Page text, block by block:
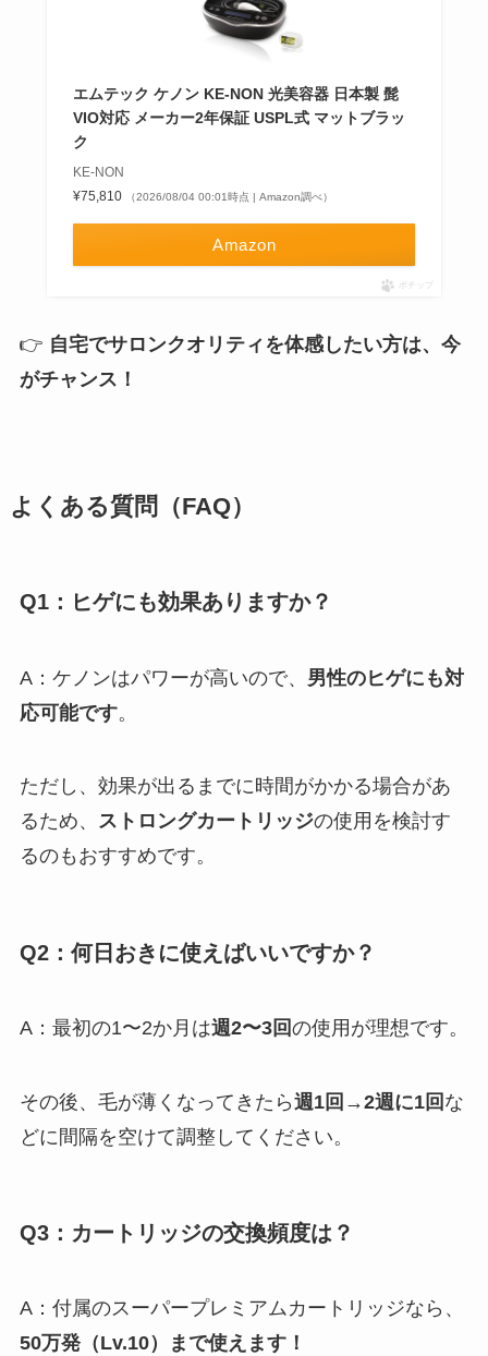
エムテック ケノン KE-NON 光美容器 日本製 髭
VIO対応 メーカー2年保証 USPL式 マットブラッ
ク
KE-NON
¥75,810
（2026/08/04 00:01時点 | Amazon調べ）
Amazon
ポチップ
👉 自宅でサロンクオリティを体感したい方は、今
がチャンス！
よくある質問（FAQ）
Q1：ヒゲにも効果ありますか？
A：ケノンはパワーが高いので、 男性のヒゲにも対
応可能です。
ただし、効果が出るまでに時間がかかる場合があ
るため、 ストロングカートリッジの使用を検討す
るのもおすすめです。
Q2：何日おきに使えばいいですか？
A：最初の1〜2か月は週2〜3回の使用が理想です。
その後、毛が薄くなってきたら週1回→2週に1回 な
どに間隔を空けて調整してください。
Q3：カートリッジの交換頻度は？
A：付属のスーパープレミアムカートリッジなら、
50万発（Lv.10）まで使えます！